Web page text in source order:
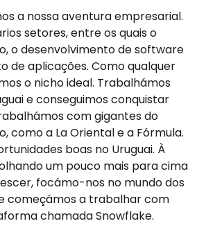
a nossa aventura empresarial.
setores, entre os quais o
o desenvolvimento de software
de aplicações. Como qualquer
o nicho ideal. Trabalhámos
e conseguimos conquistar
com gigantes do
como a La Oriental e a Fórmula.
boas no Uruguai. À
um pouco mais para cima
focámo-nos no mundo dos
começámos a trabalhar com
chamada Snowflake.